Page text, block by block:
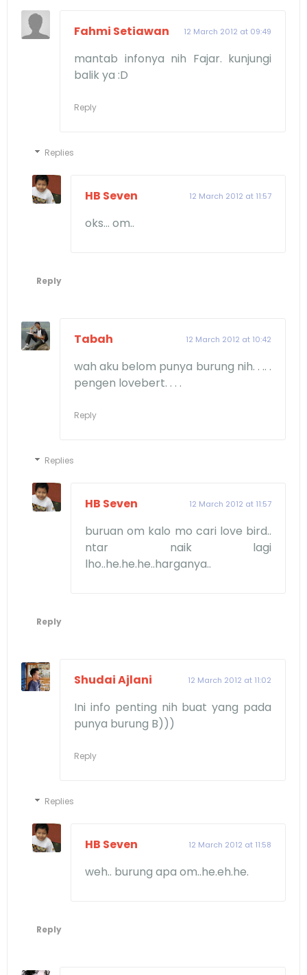
Fahmi Setiawan 12 March 2012 at 09:49
mantab infonya nih Fajar. kunjungi
balik ya :D
Reply
Replies
HB Seven 12 March 2012 at 11:57
oks... om..
Reply
Tabah 12 March 2012 at 10:42
wah aku belom punya burung nih. . .. .
pengen lovebert. . . .
Reply
Replies
HB Seven 12 March 2012 at 11:57
buruan om kalo mo cari love bird..
ntar naik lagi
lho..he.he.he..harganya..
Reply
Shudai Ajlani 12 March 2012 at 11:02
Ini info penting nih buat yang pada
punya burung B)))
Reply
Replies
HB Seven 12 March 2012 at 11:58
weh.. burung apa om..he.eh.he.
Reply